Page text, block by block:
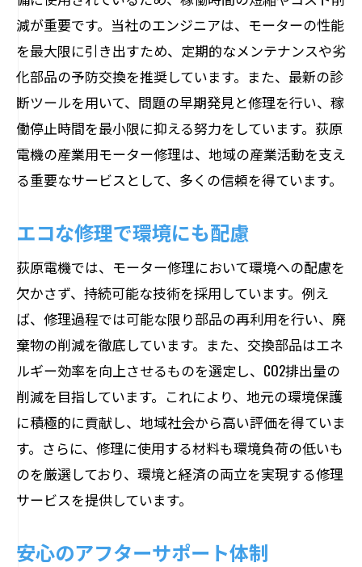
減が重要です。当社のエンジニアは、モーターの性能
を最大限に引き出すため、定期的なメンテナンスや劣
化部品の予防交換を推奨しています。また、最新の診
断ツールを用いて、問題の早期発見と修理を行い、稼
働停止時間を最小限に抑える努力をしています。荻原
電機の産業用モーター修理は、地域の産業活動を支え
る重要なサービスとして、多くの信頼を得ています。
エコな修理で環境にも配慮
荻原電機では、モーター修理において環境への配慮を
欠かさず、持続可能な技術を採用しています。例え
ば、修理過程では可能な限り部品の再利用を行い、廃
棄物の削減を徹底しています。また、交換部品はエネ
ルギー効率を向上させるものを選定し、CO2排出量の
削減を目指しています。これにより、地元の環境保護
に積極的に貢献し、地域社会から高い評価を得ていま
す。さらに、修理に使用する材料も環境負荷の低いも
のを厳選しており、環境と経済の両立を実現する修理
サービスを提供しています。
安心のアフターサポート体制